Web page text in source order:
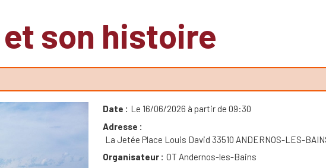
son histoire
Date
Le 16/06/2026 à partir de 09:30
Adresse
La Jetée Place Louis David 33510 ANDERNOS-LES-
Organisateur
OT Andernos-les-Bains